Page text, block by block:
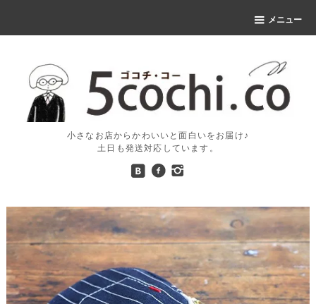
メニュー
小さなお店からかわいいと面白いをお届け♪
土日も発送対応しています。